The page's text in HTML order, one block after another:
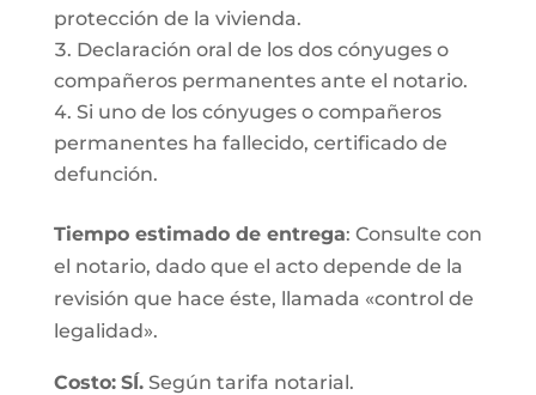
protección de la vivienda.
Declaración oral de los dos cónyuges o
compañeros permanentes ante el notario.
Si uno de los cónyuges o compañeros
permanentes ha fallecido, certificado de
defunción.
Tiempo estimado de entrega: Consulte con
el notario, dado que el acto depende de la
revisión que hace éste, llamada «control de
legalidad».
Costo: SÍ.Según tarifa notarial.